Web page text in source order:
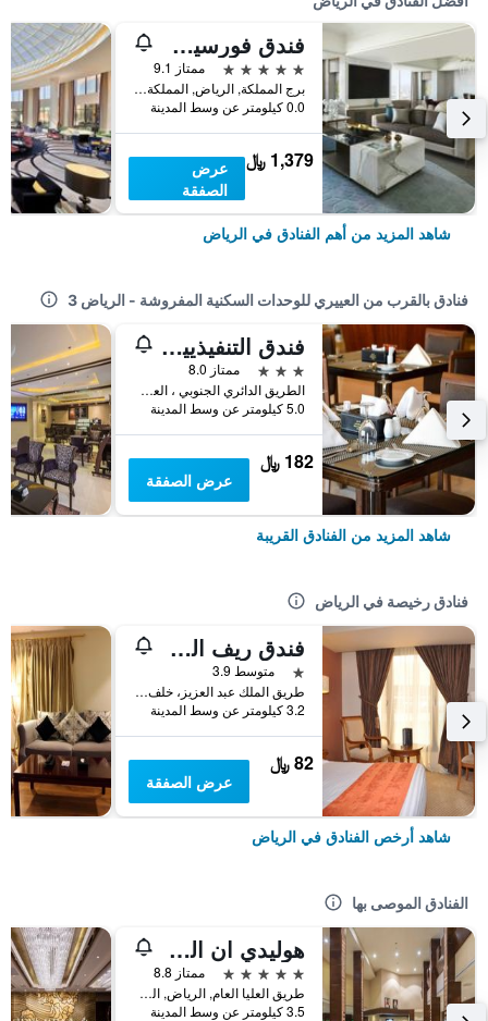
فندق فورسيزونز الرياض
5 نجوم
ممتاز 9.1
برج المملكة, الرياض, المملكة العربية السعودية
0.0 كيلومتر عن وسط المدينة
1,379 ﷼
عرض
الصفقة
شاهد المزيد من أهم الفنادق في الرياض
فنادق بالقرب من العييري للوحدات السكنية المفروشة - الرياض 3
فندق التنفيذيين - العزيزية
3 نجوم
ممتاز 8.0
الطريق الدائري الجنوبي ، العزيزيه, الرياض, المملكة العربية السعودية
5.0 كيلومتر عن وسط المدينة
182 ﷼
عرض الصفقة
شاهد المزيد من الفنادق القريبة
فنادق رخيصة في الرياض
فندق ريف المالاز الدولي
نجمة واحدة
متوسط 3.9
طريق الملك عبد العزيز، خلف بنك سامبا المكتب الرئيسي الملز, الرياض, المملكة العربية السعودية
3.2 كيلومتر عن وسط المدينة
82 ﷼
عرض الصفقة
شاهد أرخص الفنادق في الرياض
الفنادق الموصى بها
هوليدي ان القصر
5 نجوم
ممتاز 8.8
طريق العليا العام, الرياض, المملكة العربية السعودية
3.5 كيلومتر عن وسط المدينة